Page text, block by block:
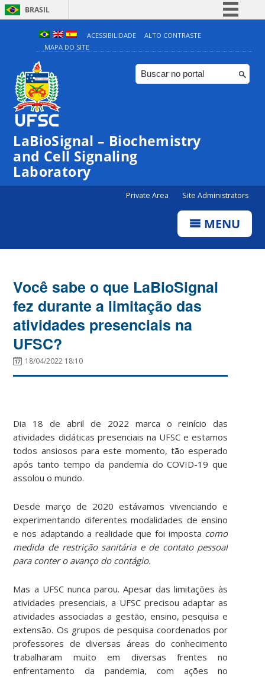
BRASIL
Simplifique!
Comunica BR
Participe
ACESSIBILIDADE
ALTO CONTRASTE
MAPA DO SITE
LaBioSignal – Biochemistry
and Cell Signaling
Laboratory
Private Area Site Administrators
MENU
Você sabe o que LaBioSignal
fez durante a limitação das
atividades presenciais na
UFSC?
18/04/2022 18:10
Dia 18 de abril de 2022 marca o reinício das
atividades didáticas presenciais na UFSC e estamos
todos ansiosos para este momento, tão esperado
após tanto tempo da pandemia do COVID-19 que
assolou o mundo.
Desde março de 2020 estávamos vivenciando e
experimentando diferentes modalidades de ensino
e nos adaptando a realidade que foi imposta como
medida de restrição sanitária e de contato pessoal
para conter o avanço do contágio.
Mas a UFSC nunca parou. Apesar das limitações às
atividades presenciais, a UFSC precisou adaptar as
atividades associadas a gestão, ensino, pesquisa e
extensão. Os grupos de pesquisa coordenados por
professores de diversas áreas do conhecimento
trabalharam muito em diversas frentes no
enfrentamento da pandemia, com ações no